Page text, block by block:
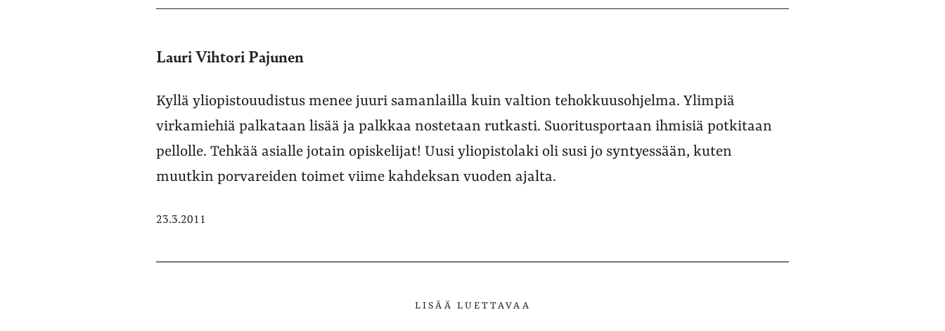
Lauri Vihtori Pajunen
Kyllä yliopistouudistus menee juuri samanlailla kuin valtion tehokkuusohjelma. Ylimpiä
virkamiehiä palkataan lisää ja palkkaa nostetaan rutkasti. Suoritusportaan ihmisiä potkitaan
pellolle. Tehkää asialle jotain opiskelijat! Uusi yliopistolaki oli susi jo syntyessään, kuten
muutkin porvareiden toimet viime kahdeksan vuoden ajalta.
23.3.2011
LISÄÄ LUETTAVAA